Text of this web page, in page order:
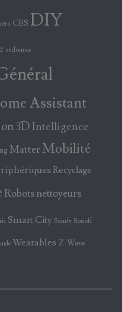
CES DIY
eedomus
Assistant
3DIntelligence
Matter Mobilité
Recyclage
Robots nettoyeurs
Smart City Somfy Sonoff
Wearables Z-Wave